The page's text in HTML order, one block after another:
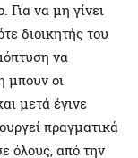
Για να μη γίνει
διοικητής του
να
μπουν οι
μετά έγινε
πραγματικά
όλους, από την